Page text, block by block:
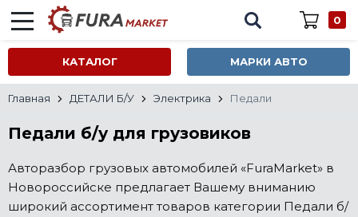
0
КАТАЛОГ МАРКИ АВТО
Главная ДЕТАЛИ Б/У Электрика Педали
Педали б/у для грузовиков
Авторазбор грузовых автомобилей «FuraMarket» в
Новороссийске предлагает Вашему вниманию
широкий ассортимент товаров категории Педали б/